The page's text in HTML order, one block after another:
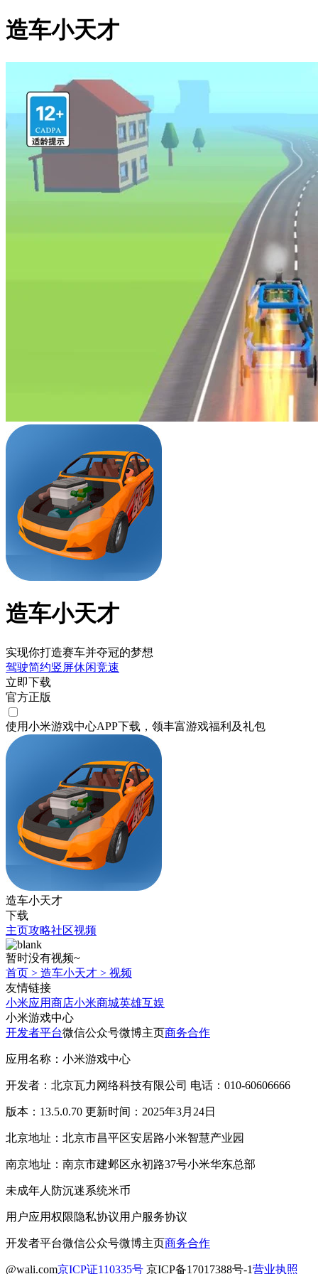
造车小天才
造车小天才
实现你打造赛车并夺冠的梦想
驾驶简约竖屏休闲竞速
立即下载
官方正版
使用小米游戏中心APP下载 ，领丰富游戏福利 及礼包
造车小天才
下载
主页攻略社区视频
暂时没有视频~
首页 > 造车小天才 > 视频
友情链接
小米应用商店小米商城英雄互娱
小米游戏中心
开发者平台微信公众号微博主页商务合作
应用名称：小米游戏中心
开发者：北京瓦力网络科技有限公司 电话：010-60606666
版本：13.5.0.70 更新时间：2025年3月24日
北京地址：北京市昌平区安居路小米智慧产业园
南京地址：南京市建邺区永初路37号小米华东总部
未成年人防沉迷系统米币
用户应用权限隐私协议用户服务协议
开发者平台微信公众号微博主页商务合作
@wali.com京ICP证110335号 京ICP备17017388号-1营业执照